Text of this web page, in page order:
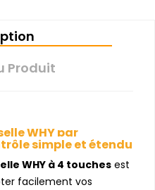
Produit
WHY par
simple et étendu
WHY à 4 touches est
facilement vos